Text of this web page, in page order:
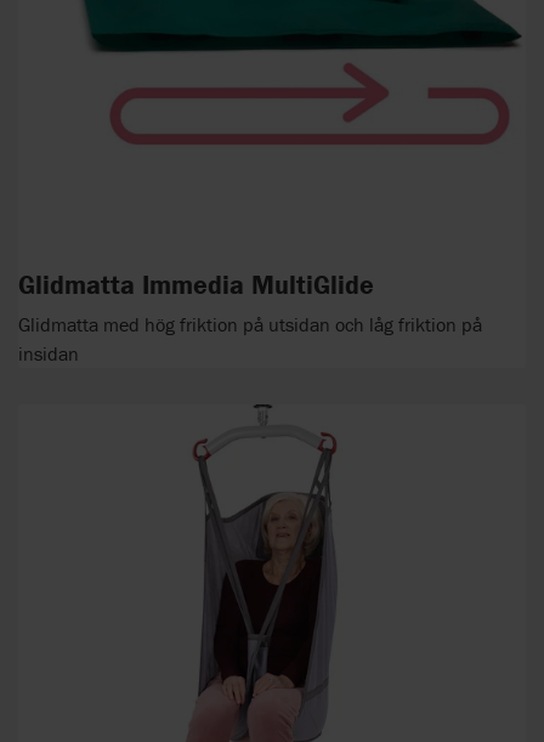
Glidmatta Immedia MultiGlide
Glidmatta med hög friktion på utsidan och låg friktion på
insidan